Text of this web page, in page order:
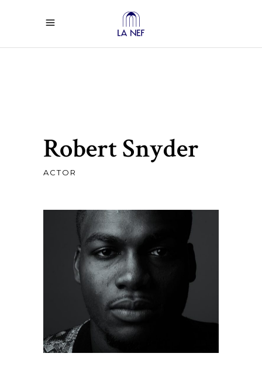
Robert Snyder
ACTOR